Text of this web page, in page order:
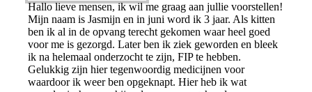
Hallo lieve mensen, ik wil me graag aan jullie voorstellen!
Mijn naam is Jasmijn en in juni word ik 3 jaar. Als kitten
ben ik al in de opvang terecht gekomen waar heel goed
voor me is gezorgd. Later ben ik ziek geworden en bleek
ik na helemaal onderzocht te zijn, FIP te hebben.
Gelukkig zijn hier tegenwoordig medicijnen voor
waardoor ik weer ben opgeknapt. Hier heb ik wat